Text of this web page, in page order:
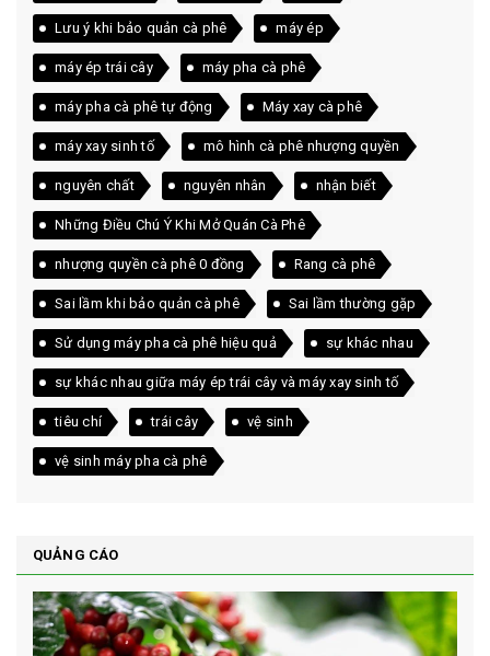
Lưu ý khi bảo quản cà phê máy ép
máy ép trái cây máy pha cà phê
máy pha cà phê tự động Máy xay cà phê
máy xay sinh tố mô hình cà phê nhượng quyền
nguyên chất nguyên nhân nhận biết
Những Điều Chú Ý Khi Mở Quán Cà Phê
nhượng quyền cà phê 0 đồng Rang cà phê
Sai lầm khi bảo quản cà phê Sai lầm thường gặp
Sử dụng máy pha cà phê hiệu quả sự khác nhau
sự khác nhau giữa máy ép trái cây và máy xay sinh tố
tiêu chí trái cây vệ sinh
vệ sinh máy pha cà phê
QUẢNG CÁO